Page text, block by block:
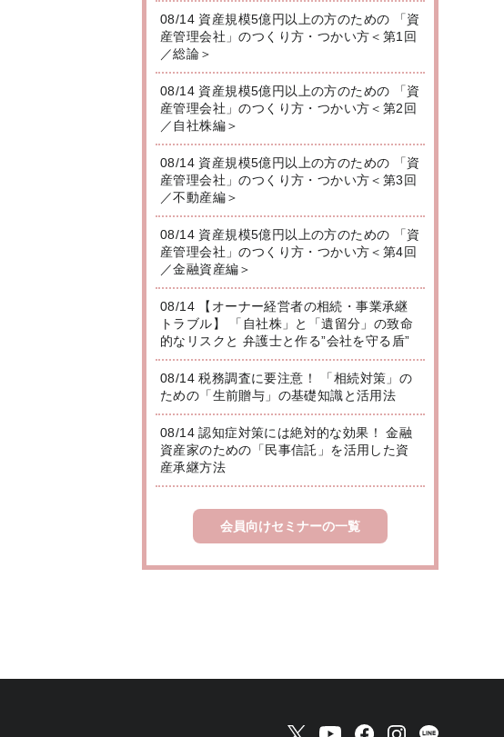
08/14 資産規模5億円以上の方のための 「資
産管理会社」のつくり方・つかい方＜第1回
／総論＞
08/14 資産規模5億円以上の方のための 「資
産管理会社」のつくり方・つかい方＜第2回
／自社株編＞
08/14 資産規模5億円以上の方のための 「資
産管理会社」のつくり方・つかい方＜第3回
／不動産編＞
08/14 資産規模5億円以上の方のための 「資
産管理会社」のつくり方・つかい方＜第4回
／金融資産編＞
08/14 【オーナー経営者の相続・事業承継
トラブル】 「自社株」と「遺留分」の致命
的なリスクと 弁護士と作る”会社を守る盾”
08/14 税務調査に要注意！ 「相続対策」の
ための「生前贈与」の基礎知識と活用法
08/14 認知症対策には絶対的な効果！ 金融
資産家のための「民事信託」を活用した資
産承継方法
会員向けセミナーの一覧